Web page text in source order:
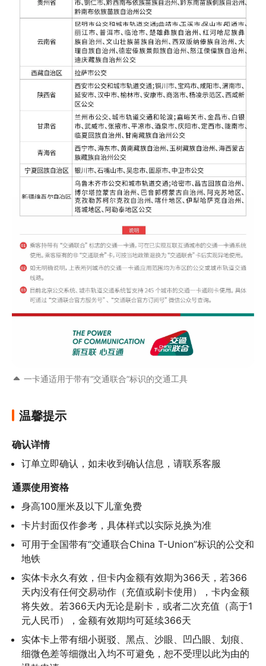
一卡通适用于带有“交通联合”标识的交通工具
温馨提示
确认详情
订单立即确认，如未收到确认信息，请联系客服
通票使用资格
身高100厘米及以下儿童免费
卡片封面仅作参考，具体样式以实际兑换为准
可用于全国带有“交通联合China T-Union”标识的公交和
地铁
实体卡永久有效，但卡内金额有效期为366天，若366
天内没有任何交易动作（充值或刷卡使用），卡内金额
将失效。若366天内无论是刷卡，或者二次充值（高于1
元人民币），金额有效期均可延续366天
实体卡上带有细小斑驳、黑点、沙眼、凹凸眼、划痕、
细微色差等细微出入均不可避免，恕不受理以此为由的